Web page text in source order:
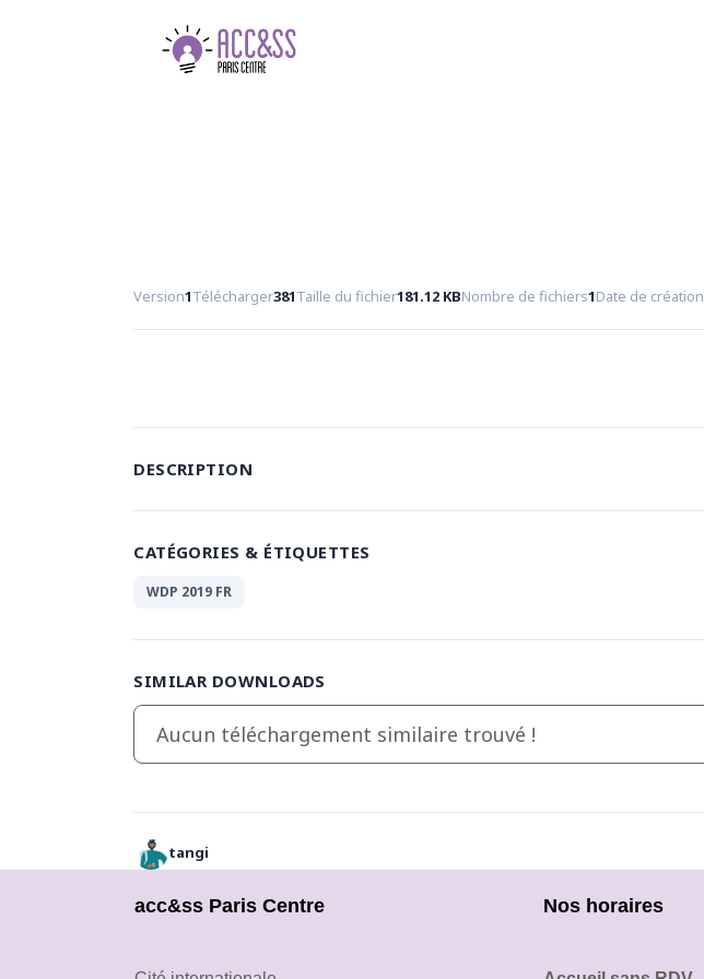
Version1Télécharger381Taille du fichier181.12 KBNombre de fichiers1Date de création
DESCRIPTION
CATÉGORIES & ÉTIQUETTES
WDP 2019 FR
SIMILAR DOWNLOADS
Aucun téléchargement similaire trouvé !
tangi
acc&ss Paris Centre Nos horaires